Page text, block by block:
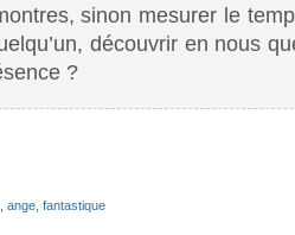
sinon mesurer le
découvrir en nous
?
ange fantastique